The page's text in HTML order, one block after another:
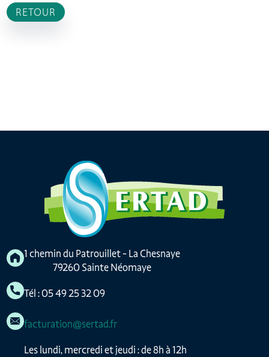
RETOUR
1 chemin du Patrouillet - La Chesnaye
79260 Sainte Néomaye
Tél : 05 49 25 32 09
facturation@sertad.fr
Les lundi, mercredi et jeudi : de 8h à 12h